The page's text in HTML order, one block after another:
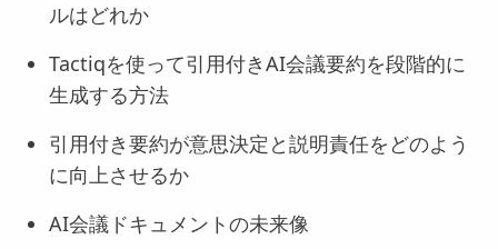
ルはどれか
Tactiqを使って引用付きAI会議要約を段階的に
生成する方法
引用付き要約が意思決定と説明責任をどのよう
に向上させるか
AI会議ドキュメントの未来像